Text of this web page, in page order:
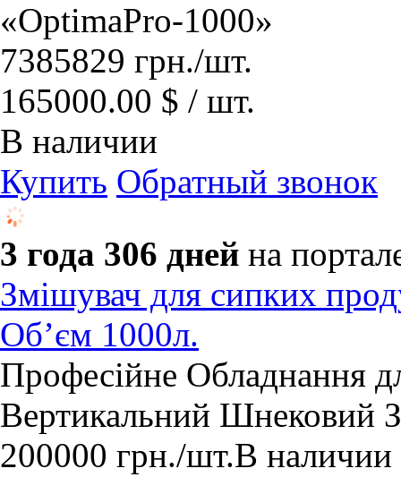
«OptimaPro-1000»
7385829 грн./шт.
165000.00 $ / шт.
В наличии
Купить Обратный звонок
3 года 306 дней на
Змішувач для сипких
Об’єм 1000л.
​Професійне Обладнання
Вертикальний Шнековий
200000 грн./шт.В наличии